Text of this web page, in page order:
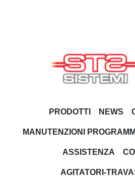
PRODOTTI NEWS
MANUTENZIONI
ASSISTENZA
AGITATORI-